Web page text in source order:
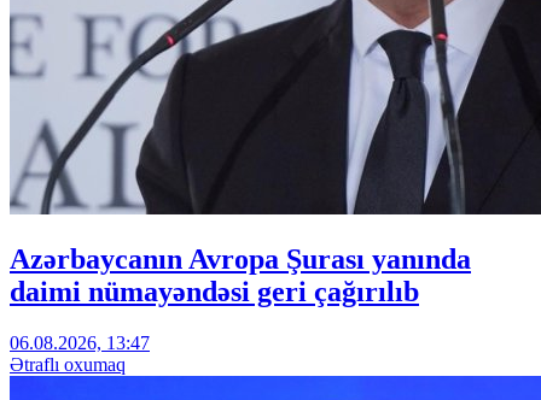
Azərbaycanın Avropa Şurası yanında
daimi nümayəndəsi geri çağırılıb
06.08.2026, 13:47
Ətraflı oxumaq